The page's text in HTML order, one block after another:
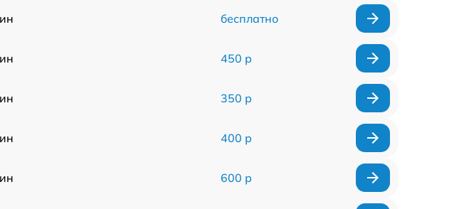
бесплатно
450 р
350 р
400 р
600 р